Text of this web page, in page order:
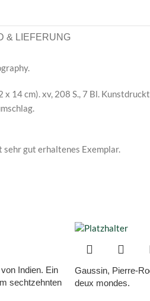
& LIEFERUNG
x 14 cm). xv, 208 S., 7 Bl.
gut erhaltenes Exemplar.
Indien. Ein
sechtzehnten
Gaussin, Pierre-
deux mondes.